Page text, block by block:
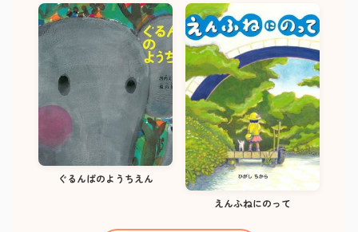
ぐるんぱのようちえん
えんふねにのって